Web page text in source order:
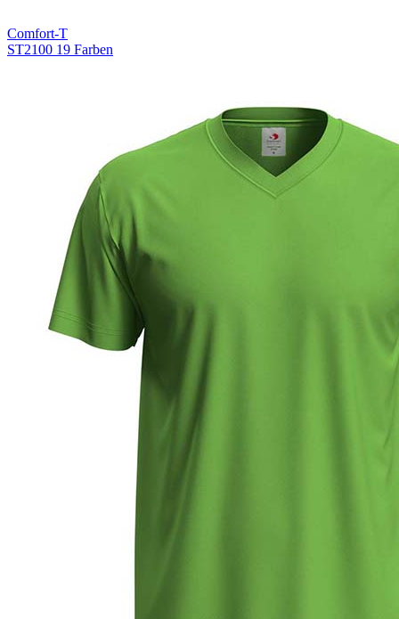
Comfort-T
ST2100 19 Farben